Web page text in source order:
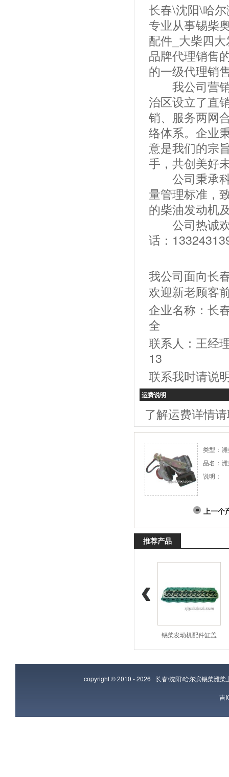
长春\沈阳\哈
专业从事锡柴
配件_大柴四
品牌代理销售
的一级代理销
我公司营销
治区设立了直
销、服务两网
络体系。企业
意是我们的宗
手，共创美好
公司秉承科
量管理标准，
的柴油发动机
公司热诚欢
话：
我公司面向长
欢迎新老顾客
企业名称：长
全
联系人：王经
13
联系我时请说
运费说明
了解运费详情
类型：
品名：
说明：
上一个
推荐产品
锡柴发动机配件缸盖
copyright © 2010 - 2026 长春\沈阳\哈尔滨锡柴潍柴
吉